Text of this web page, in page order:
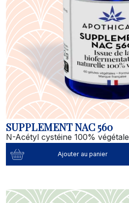
SUPPLEMENT NAC 560
N-Acétyl cystéine 100% végétale
Ajouter au panier